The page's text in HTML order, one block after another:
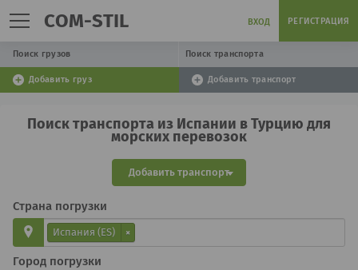
COM-STIL ВХОД РЕГИСТРАЦИЯ
Поиск грузов Поиск транспорта
Добавить груз Добавить транспорт
Поиск транспорта из Испании в Турцию для
морских перевозок
Добавить транспорт
Страна погрузки
Испания (ES) ×
Город погрузки